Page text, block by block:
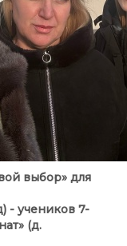
выбор» для
- учеников 7-
(д.